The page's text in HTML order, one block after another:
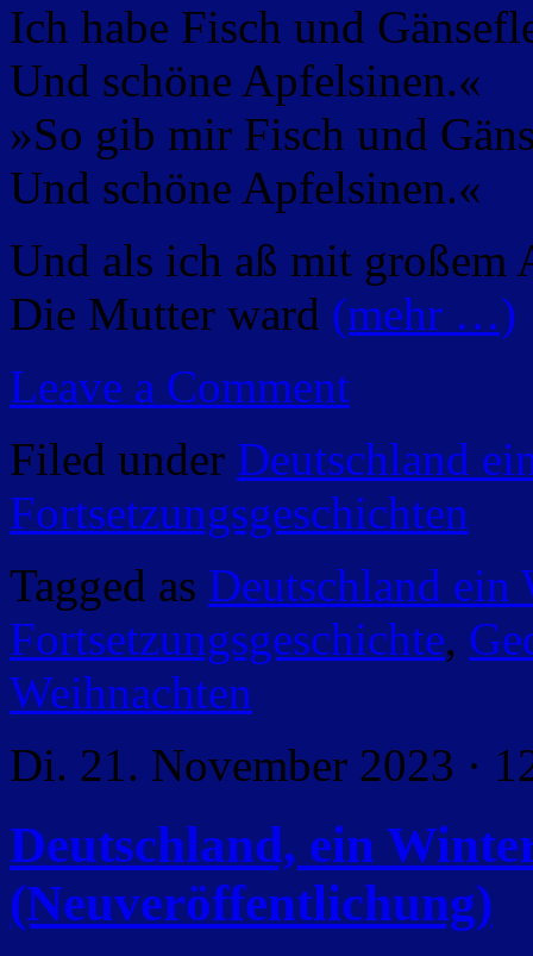
Ich habe Fisch und
Und schöne Apfelsinen.«
»So gib mir Fisch und
Und schöne Apfelsinen.«
Und als ich aß mit großem
Die Mutter ward (mehr …)
Leave a Comment
Filed under Deutschland
Fortsetzungsgeschichten
Tagged as Deutschland ein
Fortsetzungsgeschichte,
Weihnachten
Di. 21. November 2023 ·
Deutschland, ein
(Neuveröffentlichung)